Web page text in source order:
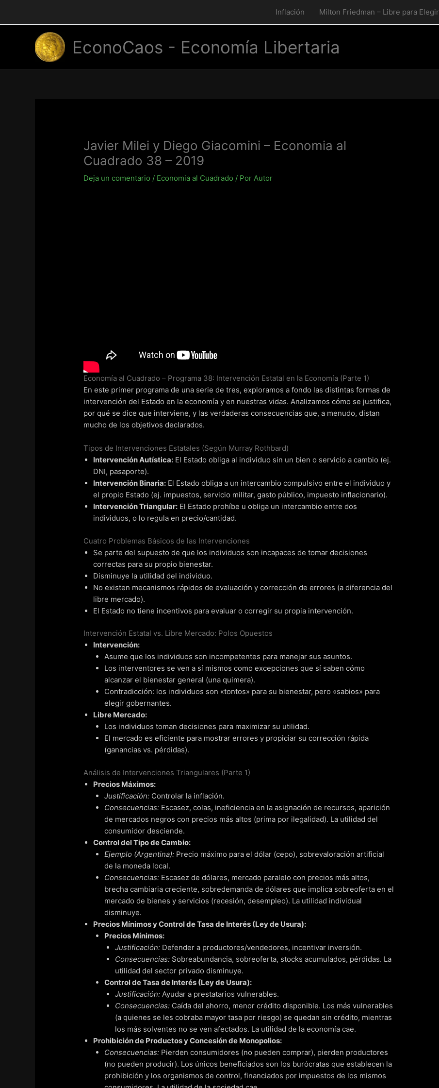
Inflación Milton Friedman – Libre para Elegir
EconoCaos - Economía Libertaria
Javier Milei y Diego Giacomini – Economia al
Cuadrado 38 – 2019
Deja un comentario / Economia al Cuadrado / PorAutor
Economía al Cuadrado – Programa 38: Intervención Estatal en la Economía (Parte 1)
En este primer programa de una serie de tres, exploramos a fondo las distintas formas de
intervención del Estado en la economía y en nuestras vidas. Analizamos cómo se justifica,
por qué se dice que interviene, y las verdaderas consecuencias que, a menudo, distan
mucho de los objetivos declarados.
Tipos de Intervenciones Estatales (Según Murray Rothbard)
Intervención Autística: El Estado obliga al individuo sin un bien o servicio a cambio (ej.
DNI, pasaporte).
Intervención Binaria: El Estado obliga a un intercambio compulsivo entre el individuo y
el propio Estado (ej. impuestos, servicio militar, gasto público, impuesto inflacionario).
Intervención Triangular: El Estado prohíbe u obliga un intercambio entre dos
individuos, o lo regula en precio/cantidad.
Cuatro Problemas Básicos de las Intervenciones
Se parte del supuesto de que los individuos son incapaces de tomar decisiones
correctas para su propio bienestar.
Disminuye la utilidad del individuo.
No existen mecanismos rápidos de evaluación y corrección de errores (a diferencia del
libre mercado).
El Estado no tiene incentivos para evaluar o corregir su propia intervención.
Intervención Estatal vs. Libre Mercado: Polos Opuestos
Intervención:
Asume que los individuos son incompetentes para manejar sus asuntos.
Los interventores se ven a sí mismos como excepciones que sí saben cómo
alcanzar el bienestar general (una quimera).
Contradicción: los individuos son «tontos» para su bienestar, pero «sabios» para
elegir gobernantes.
Libre Mercado:
Los individuos toman decisiones para maximizar su utilidad.
El mercado es eficiente para mostrar errores y propiciar su corrección rápida
(ganancias vs. pérdidas).
Análisis de Intervenciones Triangulares (Parte 1)
Precios Máximos:
Justificación:Controlar la inflación.
Consecuencias:Escasez, colas, ineficiencia en la asignación de recursos, aparición
de mercados negros con precios más altos (prima por ilegalidad). La utilidad del
consumidor desciende.
Control del Tipo de Cambio:
Ejemplo (Argentina):Precio máximo para el dólar (cepo), sobrevaloración artificial
de la moneda local.
Consecuencias:Escasez de dólares, mercado paralelo con precios más altos,
brecha cambiaria creciente, sobredemanda de dólares que implica sobreoferta en el
mercado de bienes y servicios (recesión, desempleo). La utilidad individual
disminuye.
Precios Mínimos y Control de Tasa de Interés (Ley de Usura):
Precios Mínimos:
Justificación: Defender a productores/vendedores, incentivar inversión.
Consecuencias: Sobreabundancia, sobreoferta, stocks acumulados, pérdidas. La
utilidad del sector privado disminuye.
Control de Tasa de Interés (Ley de Usura):
Justificación: Ayudar a prestatarios vulnerables.
Consecuencias: Caída del ahorro, menor crédito disponible. Los más vulnerables
(a quienes se les cobraba mayor tasa por riesgo) se quedan sin crédito, mientras
los más solventes no se ven afectados. La utilidad de la economía cae.
Prohibición de Productos y Concesión de Monopolios:
Consecuencias:Pierden consumidores (no pueden comprar), pierden productores
(no pueden producir). Los únicos beneficiados son los burócratas que establecen la
prohibición y los organismos de control, financiados por impuestos de los mismos